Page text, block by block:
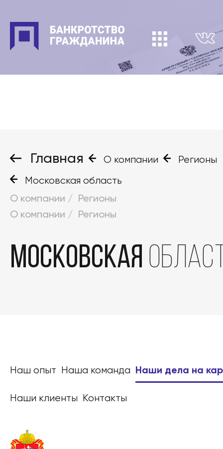
Главная О компании
Регионы
Московская область
О компании /
Регионы
О компании / Регионы
Московская
Наш опыт Наша команда Наши дела на
Наши клиенты Контакты